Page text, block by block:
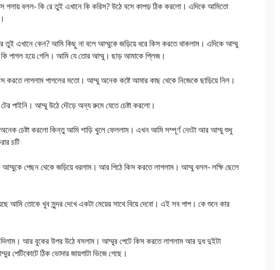
গলায় বলল- কি রে তুই এখানে কি করিস? উঠে বসে কাপড় ঠিক করলো। এদিকে আমিতো
তুই এখানে কেন? আমি কিছু না বলে আম্মুকে জড়িয়ে ধরে কিস করতে থাকলাম। এদিকে আম্মু
পাগল হয়ে গেলি। আমি যে তোর আম্মু। ছাড় আমাকে প্লিজ।
লাগলাম পাগলের মতো। আম্মু অনেক কষ্টে আমার কাছ থেকে নিজেকে ছাড়িয়ে নিল।
পাইনি। আম্মু উঠে দৌড়ে অন্য রুমে যেতে চেষ্টা করলো।
চেষ্টা করলো কিন্তু আমি শাড়ি খুলে ফেললাম। এখন আমি সম্পূর্ণ নেংটা আর আম্মু শুধু
চটি
পেছন থেকে জড়িয়ে ধরলাম। আর পিঠে কিস করতে লাগলাম। আম্মু বলল- লক্ষি ছেলে
তোকে খুব সুন্দর দেখে একটা মেয়ের সাথে বিয়ে দেবো। এই সব পাপ। কে শুনে কার
আর বুকের উপর উঠে বসলাম। আম্মুর পেটে কিস করতে লাগলাম আর দুধ দুইটা
পেটিকোটে ঠিক ভোদার জায়গাটা ভিজে গেছে।